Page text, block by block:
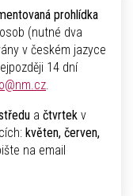
prohlídka
(nutné dva
v českém jazyce
14 dní
.
a čtvrtek v
květen, červen,
na email